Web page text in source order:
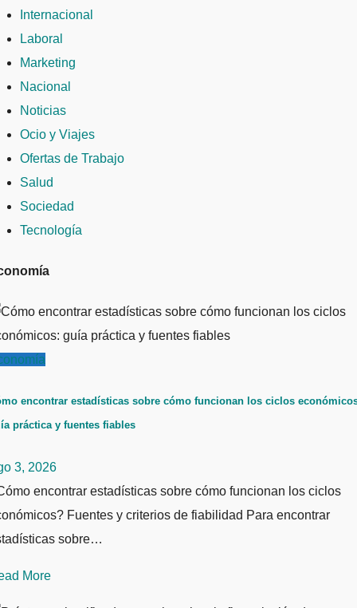
Internacional
Laboral
Marketing
Nacional
Noticias
Ocio y Viajes
Ofertas de Trabajo
Salud
Sociedad
Tecnología
encontrar estadísticas sobre cómo funcionan los ciclos
práctica y fuentes fiables
3, 2026
encontrar estadísticas sobre cómo funcionan los ciclos
Fuentes y criterios de fiabilidad Para encontrar
sobre…
More